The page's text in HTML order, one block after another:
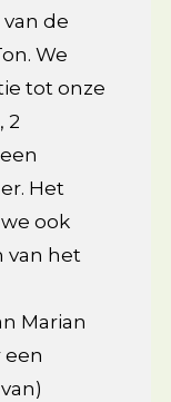
de
We
tot onze
2
Het
ook
van het
Marian
een